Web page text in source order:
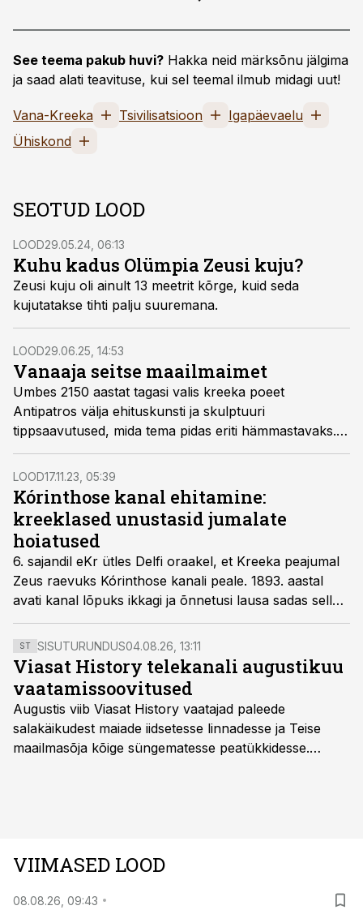
See teema pakub huvi? Hakka neid märksõnu jälgima
ja saad alati teavituse, kui sel teemal ilmub midagi uut!
Vana-Kreeka Tsivilisatsioon
Igapäevaelu
Ühiskond
SEOTUD LOOD
LOOD29.05.24, 06:13
Kuhu kadus Olümpia Zeusi kuju?
Zeusi kuju oli ainult 13 meetrit kõrge, kuid seda
kujutatakse tihti palju suuremana.
LOOD29.06.25, 14:53
Vanaaja seitse maailmaimet
Umbes 2150 aastat tagasi valis kreeka poeet
Antipatros välja ehitus­kunsti ja skulptuuri
tippsaavutused, mida tema pidas eriti hämmastavaks.
Nimekiri sai hiljem tuntuks vanaaja seitsme
maailmaimena.
LOOD17.11.23, 05:39
Kórinthose kanal ehitamine:
kreeklased unustasid jumalate
hoiatused
6. sajandil eKr ütles Delfi oraakel, et Kreeka peajumal
Zeus raevuks Kórinthose kanali peale. 1893. aastal
avati kanal lõpuks ikkagi ja õnnetusi lausa sadas sellele
kaela.
ST SISUTURUNDUS04.08.26, 13:11
Viasat History telekanali augustikuu
vaatamissoovitused
Augustis viib Viasat History vaatajad paleede
salakäikudest maiade iidsetesse linnadesse ja Teise
maailmasõja kõige süngematesse peatükkidesse.
viasathistory.eu/ee
VIIMASED LOOD
08.08.26, 09:43